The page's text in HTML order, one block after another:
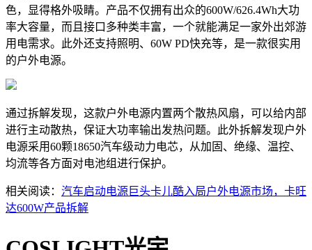
色，显得格外吸睛。产品不仅拥有出众的600W/626.4Wh大功
率大容量，而且接口多种类丰富，一个就能满足一家外出郊游
用电需求。此外还支持照明、60W PD快充等，是一款很实用
的户外电源。
通过拆解发现，这款户外电源内置两个散热风扇，可以给内部
进行主动散热，保证大功率输出发热问题。此外拆解发现户外
电源采用60颗18650汽车级动力电芯，从加固、绝缘、温控、
均流等各方面对电池组进行保护。
相关阅读： 汽车启动电源巨头卡儿酷入局户外电源市场，卡旺
达600W产品拆解